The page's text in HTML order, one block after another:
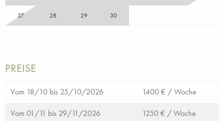
27 28 29 30
PREISE
Vom 18/10 bis 25/10/2026 1400 € /Woche
Vom 01/11 bis 29/11/2026 1250 € /Woche